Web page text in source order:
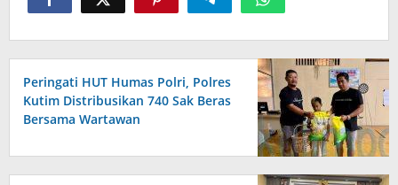
Peringati HUT Humas Polri, Polres
Kutim Distribusikan 740 Sak Beras
Bersama Wartawan